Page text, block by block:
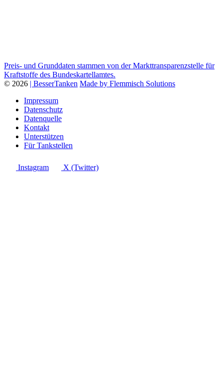
Preis- und Grunddaten stammen von der Markttransparenzstelle für
Kraftstoffe des Bundeskartellamtes.
© 2026 | BesserTanken Made by Flemmisch Solutions
Impressum
Datenschutz
Datenquelle
Kontakt
Unterstützen
Für Tankstellen
Instagram X (Twitter)